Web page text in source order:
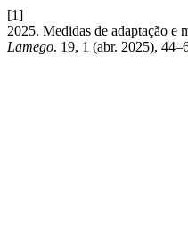
[1]
2025. Medidas de adaptação e
Lamego. 19, 1 (abr. 2025),